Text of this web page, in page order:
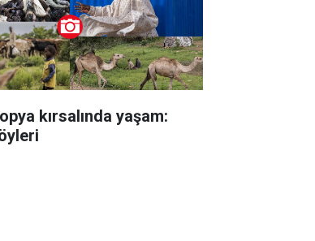
kırsalında yaşam: